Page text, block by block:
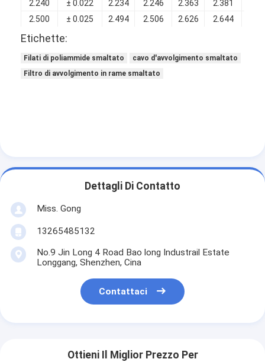
2.240
± 0.022 2.234 2.246 2.363 2.381
2.500
± 0.025 2.494 2.506 2.626 2.644
2.800
± 0.028
Etichette:
Filati di poliammide smaltato
cavo d'avvolgimento smaltato
Filtro di avvolgimento in rame smaltato
Dettagli Di Contatto
Miss. Gong
13265485132
No.9 Jin Long 4 Road Bao long Industrail Estate
Longgang, Shenzhen, Cina
Contattaci
Ottieni Il Miglior Prezzo Per